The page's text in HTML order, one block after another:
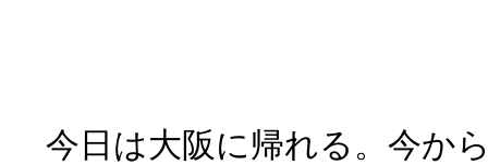
今日は大阪に帰れる。今か